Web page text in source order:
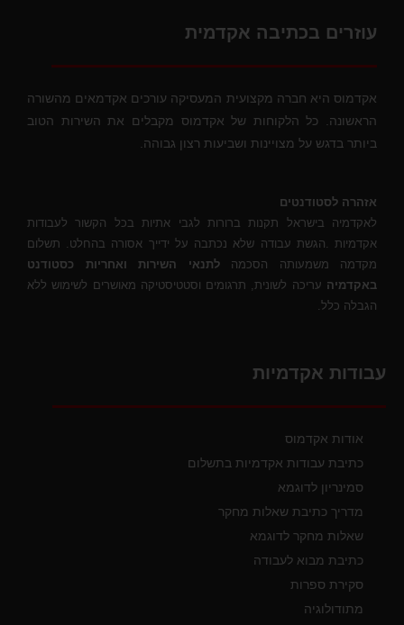
עוזרים בכתיבה אקדמית
אקדמוס היא חברה מקצועית המעסיקה עורכים אקדמאים מהשורה
הראשונה. כל הלקוחות של אקדמוס מקבלים את השירות הטוב
ביותר בדגש על מצויינות ושביעות רצון גבוהה.
אזהרה לסטודנטים
לאקדמיה בישראל תקנות ברורות לגבי אתיות בכל הקשור לעבודות
אקדמיות .הגשת עבודה שלא נכתבה על ידייך אסורה בהחלט. תשלום
מקדמה משמעותה הסכמהלתנאי השירות ואחריות כסטודנט
באקדמיה עריכה לשונית, תרגומים וסטטיסטיקה מאושרים לשימוש ללא
הגבלה כלל.
עבודות אקדמיות
אודות אקדמוס
כתיבת עבודות אקדמיות בתשלום
סמינריון לדוגמא
מדריך כתיבת שאלות מחקר
שאלות מחקר לדוגמא
כתיבת מבוא לעבודה
סקירת ספרות
מתודולוגיה